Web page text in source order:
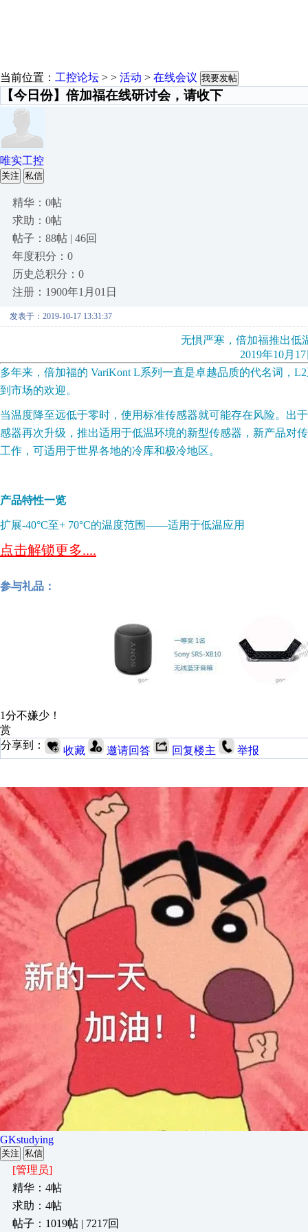
当前位置： 工控论坛 > > 活动 > 在线会议 我要发帖
【今日份】倍加福在线研讨会，请收下
唯实工控
关注 私信
精华：0帖
求助：0帖
帖子：88帖 | 46回
年度积分：0
历史总积分：0
注册：1900年1月01日
发表于：2019-10-17 13:31:37
无惧严寒，倍加福推出低
2019年10月
多年来，倍加福的 VariKont L系列一直是卓越品质的代名词，
到市场的欢迎。
当温度降至远低于零时，使用标准传感器就可能存在风险。出
感器再次升级，推出适用于低温环境的新型传感器，新产品对
工作，可适用于世界各地的冷库和极冷地区。
产品特性一览
扩展-40°C至+ 70°C的温度范围——适用于低温应用
点击解锁更多....
参与礼品：
1分不嫌少！
赏
分享到：
收藏 邀请回答 回复楼主 举报
GKstudying
关注 私信
[管理员]
精华：4帖
求助：4帖
帖子：1019帖 | 7217回